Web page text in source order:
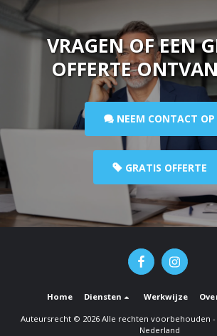
VRAGEN OF EEN
OFFERTE
NEEM CONTACT OP
GRATIS OFFERTE
Home Diensten Werkwijze
Auteursrecht © 2026 Alle rechten voorbehouden -
Nederland